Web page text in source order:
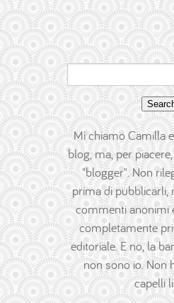
for:
Mi chiamo Camilla
blog, ma, per
"blogger". Non
prima di pubblicarli,
commenti anonimi
completamente
editoriale. E no, la
non sono io. Non
capelli